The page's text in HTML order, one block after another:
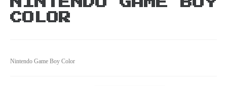
COLOR
Nintendo Game Boy Color